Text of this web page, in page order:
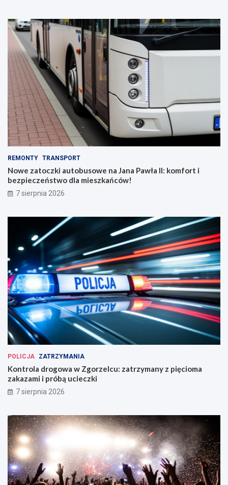
REMONTY TRANSPORT
Nowe zatoczki autobusowe na Jana Pawła II: komfort i
bezpieczeństwo dla mieszkańców!
7 sierpnia 2026
POLICJA ZATRZYMANIA
Kontrola drogowa w Zgorzelcu: zatrzymany z pięcioma
zakazami i próbą ucieczki
7 sierpnia 2026